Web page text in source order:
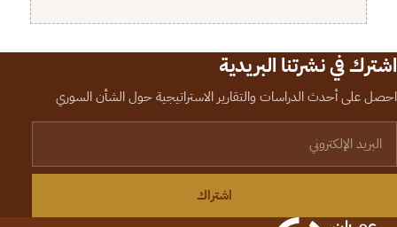
اشترك في نشرتنا البريدية
احصل على أحدث الدراسات والتقارير الاستراتيجية حول الشأن السوري
اشتراك